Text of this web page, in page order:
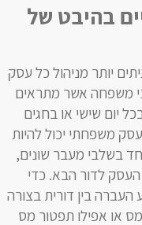
בהיבט של
יותר מניהול כל עסק
משפחה אשר מתראים
יום שישי או בחגים
משפחתי יכול להיות
בשלבי מעבר שונים,
לדור הבא. כדי
בין דורית בצורה
או אפילו תפטור מס